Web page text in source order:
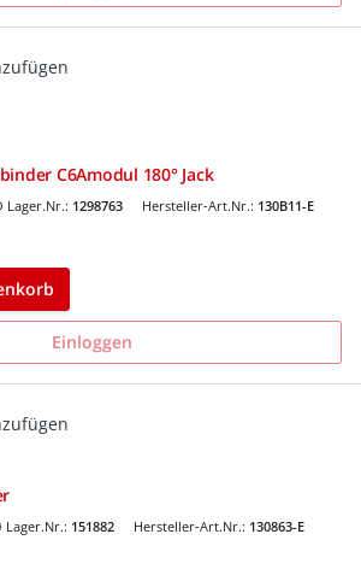
C6Amodul 180° Jack
Lager.Nr.: 1298763 Hersteller-Art.Nr.: 130B11-E
Einloggen
Lager.Nr.: 151882 Hersteller-Art.Nr.: 130863-E